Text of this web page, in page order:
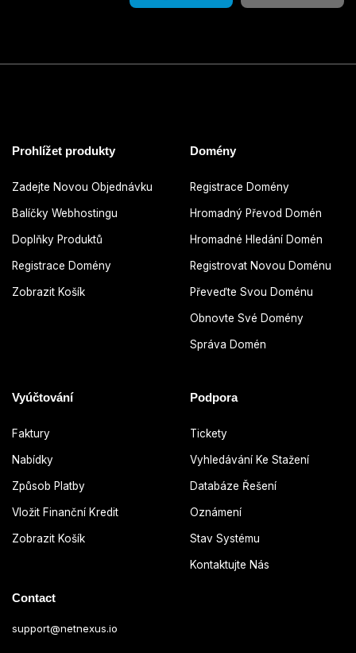
Prohlížet produkty
Zadejte Novou Objednávku
Balíčky Webhostingu
Doplňky Produktů
Registrace Domény
Zobrazit Košík
Domény
Registrace Domény
Hromadný Převod Domén
Hromadné Hledání Domén
Registrovat Novou Doménu
Převeďte Svou Doménu
Obnovte Své Domény
Správa Domén
Vyúčtování
Faktury
Nabídky
Způsob Platby
Vložit Finanční Kredit
Zobrazit Košík
Podpora
Tickety
Vyhledávání Ke Stažení
Databáze Řešení
Oznámení
Stav Systému
Kontaktujte Nás
Contact
support@netnexus.io